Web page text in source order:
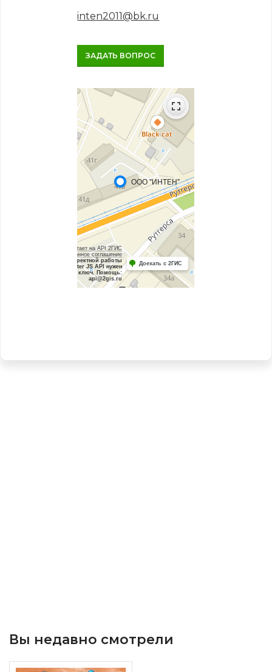
inten2011@bk.ru
ЗАДАТЬ ВОПРОС
Вы недавно смотрели